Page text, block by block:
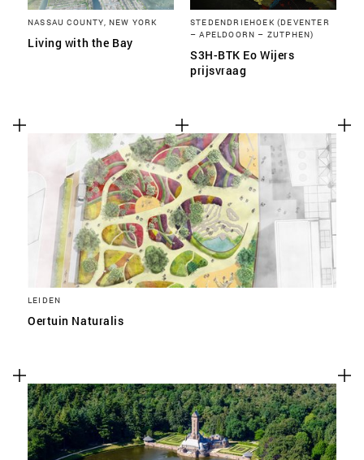
NASSAU COUNTY, NEW YORK
Living with the Bay
STEDENDRIEHOEK (DEVENTER
– APELDOORN – ZUTPHEN)
S3H-BTK Eo Wijers
prijsvraag
LEIDEN
Oertuin Naturalis